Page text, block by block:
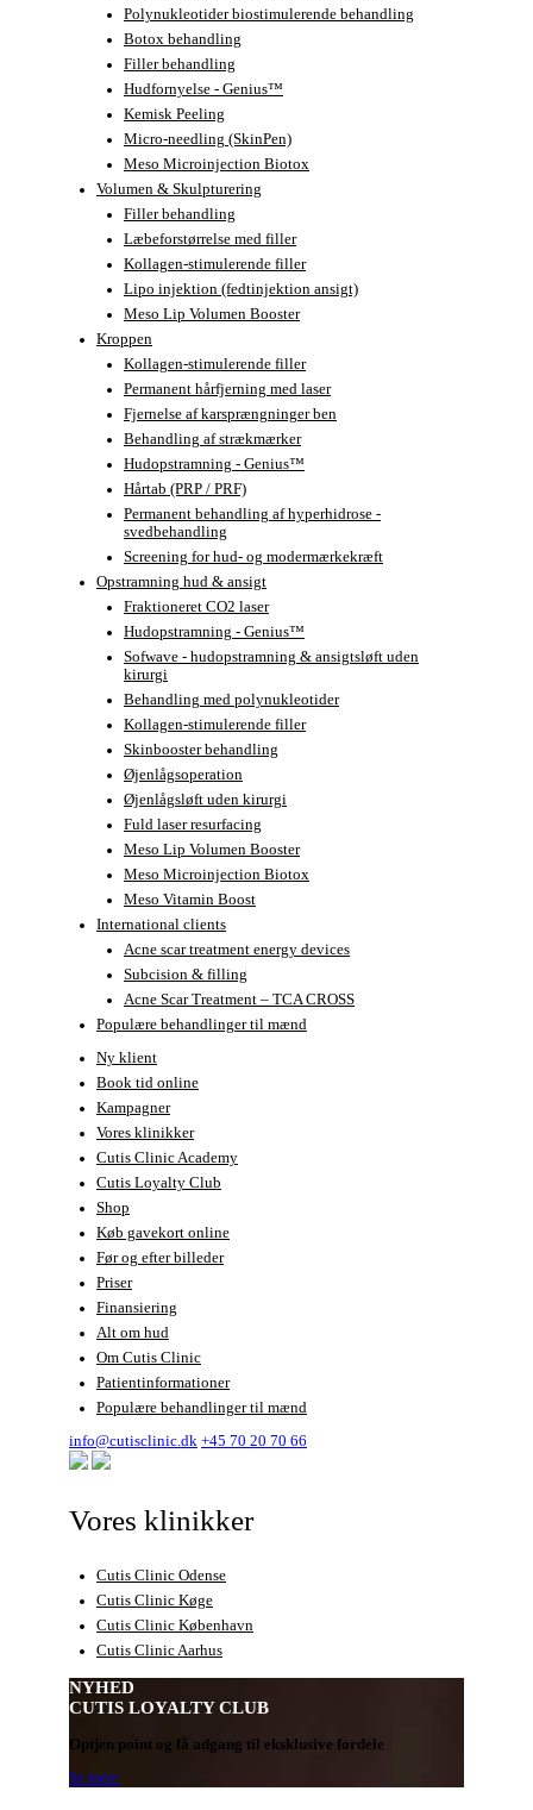
Polynukleotider biostimulerende behandling
Botox behandling
Filler behandling
Hudfornyelse - Genius™
Kemisk Peeling
Micro-needling (SkinPen)
Meso Microinjection Biotox
Volumen & Skulpturering
Filler behandling
Læbeforstørrelse med filler
Kollagen-stimulerende filler
Lipo injektion (fedtinjektion ansigt)
Meso Lip Volumen Booster
Kroppen
Kollagen-stimulerende filler
Permanent hårfjerning med laser
Fjernelse af karsprængninger ben
Behandling af strækmærker
Hudopstramning - Genius™
Hårtab (PRP / PRF)
Permanent behandling af hyperhidrose -
svedbehandling
Screening for hud- og modermærkekræft
Opstramning hud & ansigt
Fraktioneret CO2 laser
Hudopstramning - Genius™
Sofwave - hudopstramning & ansigtsløft uden
kirurgi
Behandling med polynukleotider
Kollagen-stimulerende filler
Skinbooster behandling
Øjenlågsoperation
Øjenlågsløft uden kirurgi
Fuld laser resurfacing
Meso Lip Volumen Booster
Meso Microinjection Biotox
Meso Vitamin Boost
International clients
Acne scar treatment energy devices
Subcision & filling
Acne Scar Treatment – TCA CROSS
Populære behandlinger til mænd
Ny klient
Book tid online
Kampagner
Vores klinikker
Cutis Clinic Academy
Cutis Loyalty Club
Shop
Køb gavekort online
Før og efter billeder
Priser
Finansiering
Alt om hud
Om Cutis Clinic
Patientinformationer
Populære behandlinger til mænd
info@cutisclinic.dk +45 70 20 70 66
Vores klinikker
Cutis Clinic Odense
Cutis Clinic Køge
Cutis Clinic København
Cutis Clinic Aarhus
NYHED
CUTIS LOYALTY CLUB
Optjen point og få adgang til eksklusive fordele
Se mere